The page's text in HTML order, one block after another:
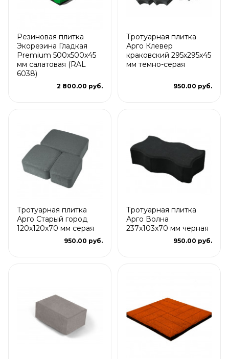
Резиновая плитка
Экорезина Гладкая
Premium 500x500x45
мм салатовая (RAL
6038)
2 800.00 руб.
Тротуарная плитка
Арго Клевер
краковский 295x295x45
мм темно-серая
950.00 руб.
Тротуарная плитка
Арго Старый город
120x120x70 мм серая
950.00 руб.
Тротуарная плитка
Арго Волна
237x103x70 мм черная
950.00 руб.